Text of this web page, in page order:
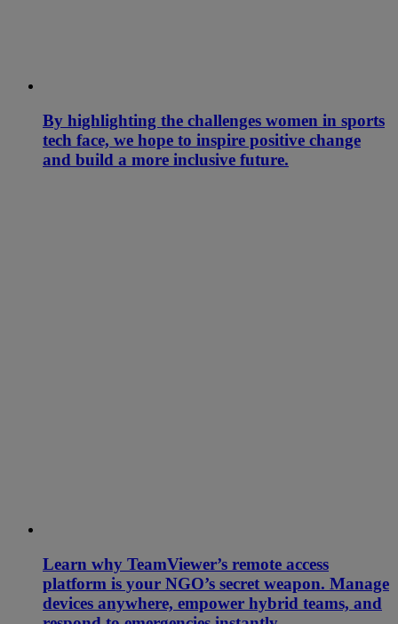
By highlighting the challenges women in sports
tech face, we hope to inspire positive change
and build a more inclusive future.
Learn why TeamViewer’s remote access
platform is your NGO’s secret weapon. Manage
devices anywhere, empower hybrid teams, and